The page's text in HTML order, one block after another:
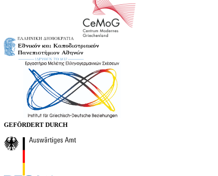
GEFÖRDERT DURCH